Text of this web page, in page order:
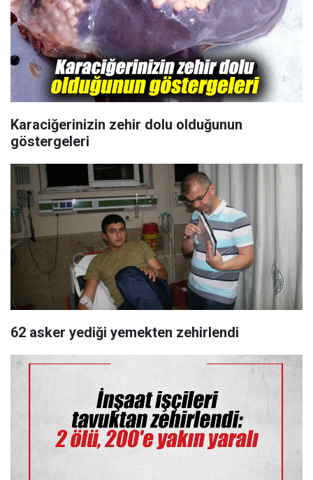
Karaciğerinizin zehir dolu olduğunun
göstergeleri
62 asker yediği yemekten zehirlendi